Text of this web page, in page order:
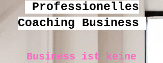
Professionelles
Coaching Business
Business ist keine